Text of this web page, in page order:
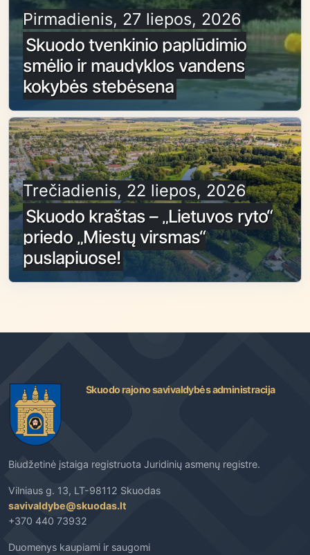
Pirmadienis, 27 liepos, 2026
Skuodo tvenkinio paplūdimio
smėlio ir maudyklos vandens
kokybės stebėsena
Trečiadienis, 22 liepos, 2026
Skuodo kraštas – „Lietuvos ryto“
priedo „Miestų virsmas“
puslapiuose!
Skuodo rajono savivaldybės administracija
Biudžetinė įstaiga registruota Juridinių asmenų registre.
Vilniaus g. 13, LT-98112 Skuodas
savivaldybe@skuodas.lt
+370 440 73932
Duomenys kaupiami ir saugomi